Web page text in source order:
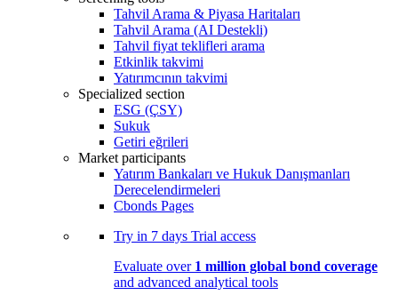
Tahvil Arama & Piyasa Haritaları
Tahvil Arama (AI Destekli)
Tahvil fiyat teklifleri arama
Etkinlik takvimi
Yatırımcının takvimi
Specialized section
ESG (ÇSY)
Sukuk
Getiri eğrileri
Market participants
Yatırım Bankaları ve Hukuk Danışmanları
Derecelendirmeleri
Cbonds Pages
Try in 7 days Trial access
Evaluate over 1 million global bond coverage
and advanced analytical tools